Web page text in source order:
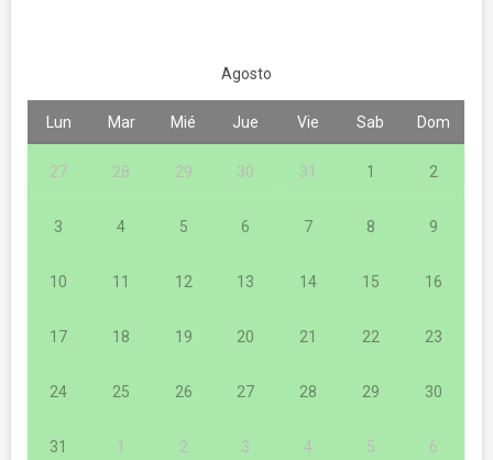
Agosto
Lun Mar Mié Jue Vie Sab Dom
27 28 29 30 31 1 2
3 4 5 6 7 8 9
10 11 12 13 14 15 16
17 18 19 20 21 22 23
24 25 26 27 28 29 30
31 1 2 3 4 5 6